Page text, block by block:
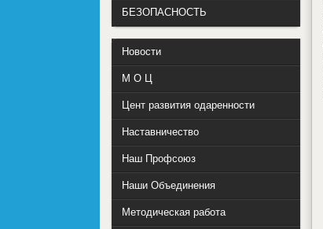
БЕЗОПАСНОСТЬ
Новости
М О Ц
Цент развития одаренности
Наставничество
Наш Профсоюз
Наши Объединения
Методическая работа